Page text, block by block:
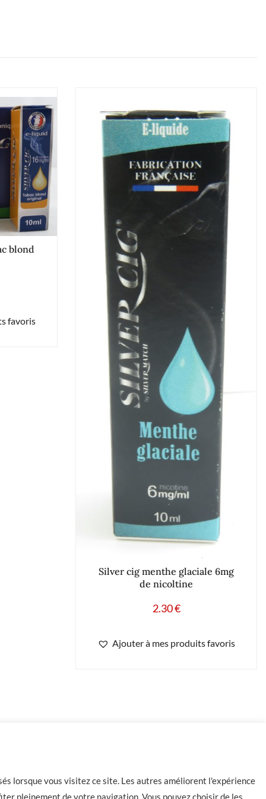
blond
favoris
Silver cig menthe glaciale 6mg
de nicoltine
2.30€
Ajouter à mes produits favoris
lorsque vous visitez ce site. Les autres améliorent l'expérience
pleinement de votre navigation. Vous pouvez choisir de les